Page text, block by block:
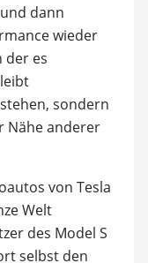
dann
wieder
der es
sondern
Nähe anderer
von Tesla
Welt
des Model S
selbst den